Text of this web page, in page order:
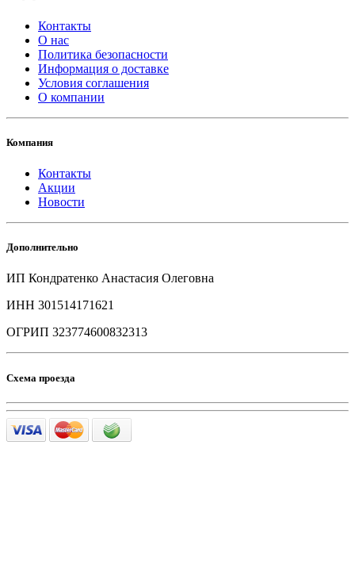
Контакты
О нас
Политика безопасности
Информация о доставке
Условия соглашения
О компании
Компания
Контакты
Акции
Новости
Дополнительно
ИП Кондратенко Анастасия Олеговна
ИНН 301514171621
ОГРИП 323774600832313
Схема проезда